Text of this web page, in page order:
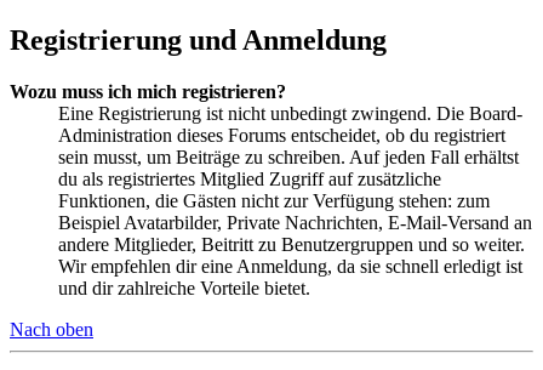
Registrierung und Anmeldung
Wozu muss ich mich registrieren?
Eine Registrierung ist nicht unbedingt zwingend. Die Board-
Administration dieses Forums entscheidet, ob du registriert
sein musst, um Beiträge zu schreiben. Auf jeden Fall erhältst
du als registriertes Mitglied Zugriff auf zusätzliche
Funktionen, die Gästen nicht zur Verfügung stehen: zum
Beispiel Avatarbilder, Private Nachrichten, E-Mail-Versand an
andere Mitglieder, Beitritt zu Benutzergruppen und so weiter.
Wir empfehlen dir eine Anmeldung, da sie schnell erledigt ist
und dir zahlreiche Vorteile bietet.
Nach oben